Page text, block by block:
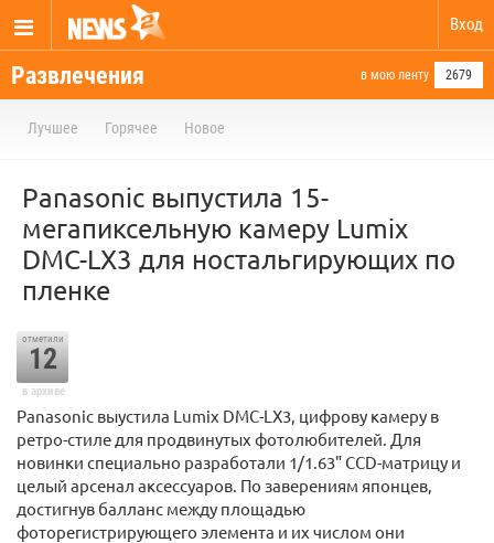
Вход
Развлечения в мою ленту 2679
Лучшее Горячее Новое
Panasonic выпустила 15-
мегапиксельную камеру Lumix
DMC-LX3 для ностальгирующих по
пленке
отметили
12
в архиве
Panasonic выустила Lumix DMC-LX3, цифрову камеру в
ретро-стиле для продвинутых фотолюбителей. Для
новинки специально разработали 1/1.63" CCD-матрицу и
целый арсенал аксессуаров. По заверениям японцев,
достигнув балланс между площадью
фоторегистрирующего элемента и их числом они